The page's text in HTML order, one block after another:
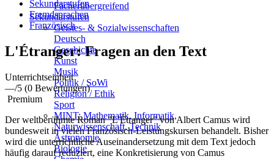
Fächerübergreifend
Sekundarstufen
Geistes- & Sozialwissenschaften
Deutsch
Geschichte
Kunst
Musik
Politik / SoWi
Religion / Ethik
Sport
MINT: Mathematik, Informatik,
Naturwissenschaft, Technik
Astronomie
Biologie
Sekundarstufen
Fremdsprachen
Französisch
L'Étranger: Fragen an den Text
Unterrichtseinheit
—/5 (0 Bewertungen)
Premium
Der weltberühmte Roman "L'Étranger" von Albert Camus wird
bundesweit in vielen Französisch-Leistungskursen behandelt. Bisher
wird die unterrichtliche Auseinandersetzung mit dem Text jedoch
häufig darauf reduziert, eine Konkretisierung von Camus